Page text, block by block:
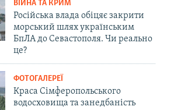
ВІЙНА ТА КРИМ
Російська влада обіцяє закрити
морський шлях українським
БпЛА до Севастополя. Чи реально
це?
ФОТОГАЛЕРЕЇ
Краса Сімферопольського
водосховища та занедбаність